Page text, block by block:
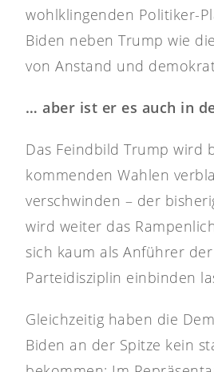
wohlklingenden Politiker-
Biden neben Trump wie
von Anstand und
… aber ist er es auch in
Das Feindbild Trump wird
kommenden Wahlen
verschwinden – der
wird weiter das
sich kaum als Anführer
Parteidisziplin einbinden
Gleichzeitig haben die
Biden an der Spitze kein